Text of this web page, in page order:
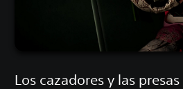
Los cazadores y las presas